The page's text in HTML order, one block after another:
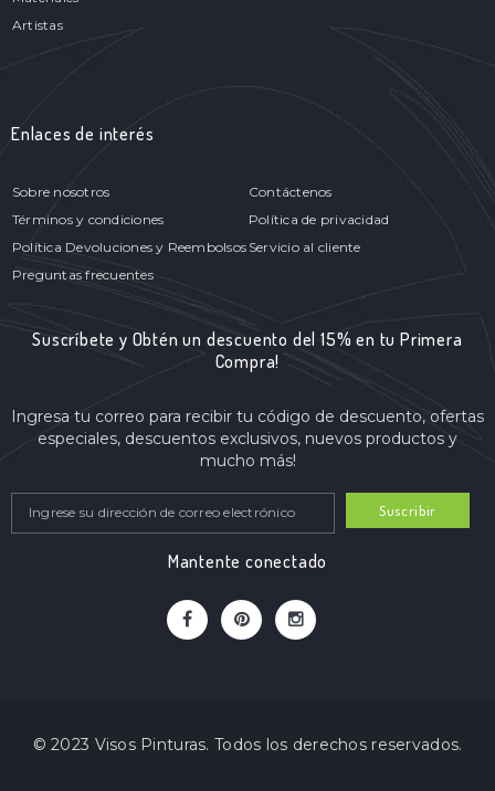
Artistas
Enlaces de interés
Sobre nosotros
Contáctenos
Términos y condiciones
Política de privacidad
Política Devoluciones y Reembolsos Servicio al cliente
Preguntas frecuentes
Suscríbete y Obtén un descuento del 15% en tu Primera
Compra!
Ingresa tu correo para recibir tu código de descuento, ofertas
especiales, descuentos exclusivos, nuevos productos y
mucho más!
Suscribir
Mantente conectado
© 2023 Visos Pinturas. Todos los derechos reservados.